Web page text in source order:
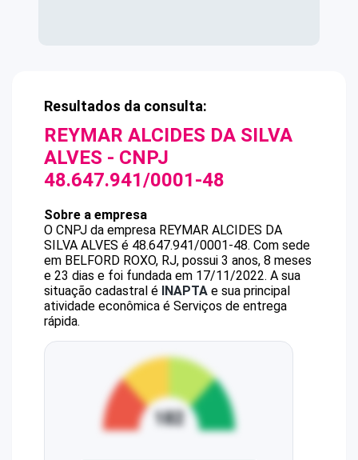
Resultados da consulta:
REYMAR ALCIDES DA SILVA
ALVES - CNPJ
48.647.941/0001-48
Sobre a empresa
O CNPJ da empresa REYMAR ALCIDES DA
SILVA ALVES é 48.647.941/0001-48. Com sede
em BELFORD ROXO, RJ, possui 3 anos, 8 meses
e 23 dias e foi fundada em 17/11/2022. A sua
situação cadastral é INAPTA e sua principal
atividade econômica é Serviços de entrega
rápida.